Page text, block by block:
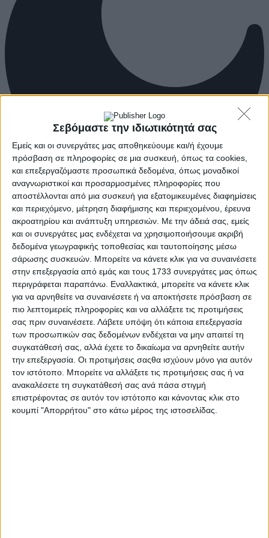
Σεβόμαστε την ιδιωτικότητά σας
Εμείς και οι συνεργάτες μας αποθηκεύουμε και/ή έχουμε
πρόσβαση σε πληροφορίες σε μια συσκευή, όπως τα cookies,
και επεξεργαζόμαστε προσωπικά δεδομένα, όπως μοναδικοί
αναγνωριστικοί και προσαρμοσμένες πληροφορίες που
αποστέλλονται από μια συσκευή για εξατομικευμένες διαφημίσεις
και περιεχόμενο, μέτρηση διαφήμισης και περιεχομένου, έρευνα
ακροατηρίου και ανάπτυξη υπηρεσιών. Με την άδειά σας, εμείς
και οι συνεργάτες μας ενδέχεται να χρησιμοποιήσουμε ακριβή
δεδομένα γεωγραφικής τοποθεσίας και ταυτοποίησης μέσω
σάρωσης συσκευών. Μπορείτε να κάνετε κλικ για να συναινέσετε
στην επεξεργασία από εμάς και τους 1733 συνεργάτες μας όπως
περιγράφεται παραπάνω. Εναλλακτικά, μπορείτε να κάνετε κλικ
για να αρνηθείτε να συναινέσετε ή να αποκτήσετε πρόσβαση σε
πιο λεπτομερείς πληροφορίες και να αλλάξετε τις προτιμήσεις
σας πριν συναινέσετε. Λάβετε υπόψη ότι κάποια επεξεργασία
των προσωπικών σας δεδομένων ενδέχεται να μην απαιτεί τη
συγκατάθεσή σας, αλλά έχετε το δικαίωμα να αρνηθείτε αυτήν
την επεξεργασία. Οι προτιμήσεις σαςθα ισχύουν μόνο για αυτόν
τον ιστότοπο. Μπορείτε να αλλάξετε τις προτιμήσεις σας ή να
ανακαλέσετε τη συγκατάθεσή σας ανά πάσα στιγμή
επιστρέφοντας σε αυτόν τον ιστότοπο και κάνοντας κλικ στο
κουμπί "Απορρήτου" στο κάτω μέρος της ιστοσελίδας.